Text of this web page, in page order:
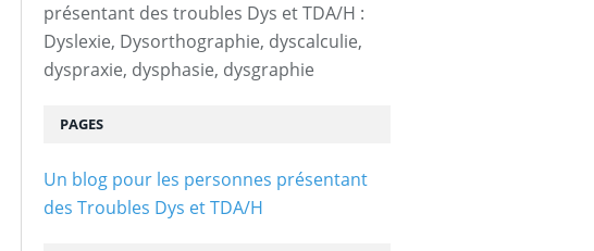
présentant des troubles Dys et TDA/H :
Dyslexie, Dysorthographie, dyscalculie,
dyspraxie, dysphasie, dysgraphie
PAGES
Un blog pour les personnes présentant
des Troubles Dys et TDA/H